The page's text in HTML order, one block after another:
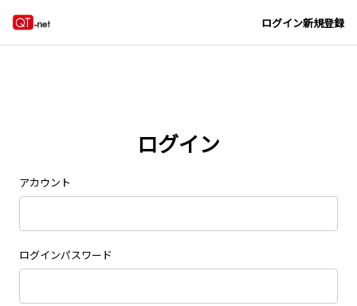
ログイン新規登録
ログイン
アカウント
ログインパスワード